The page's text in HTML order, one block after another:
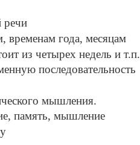
речи
временам года, месяцам
из четырех недель и т.п.
последовательность
мышления.
память, мышление